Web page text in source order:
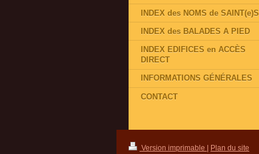
INDEX des NOMS de SAINT(e)S
INDEX des BALADES A PIED
INDEX EDIFICES en ACCÈS
DIRECT
INFORMATIONS GÉNÉRALES
CONTACT
Version imprimable | Plan du site